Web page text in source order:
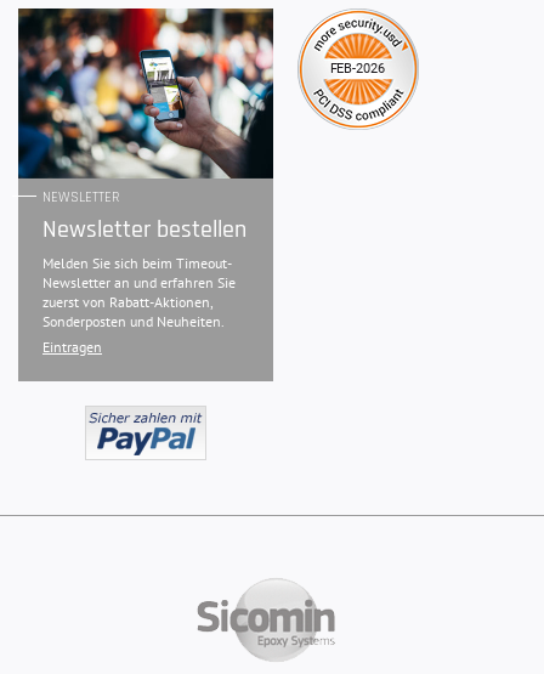
NEWSLETTER
Newsletter bestellen
Melden Sie sich beim Timeout-
Newsletter an und erfahren Sie
zuerst von Rabatt-Aktionen,
Sonderposten und Neuheiten.
Eintragen